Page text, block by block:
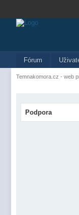
Fórum
Temnakomora.cz - web
Podpora